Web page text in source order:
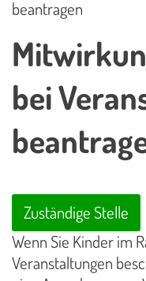
beantragen
bei
Zuständige Stelle
Wenn Sie Kinder im
Veranstaltungen